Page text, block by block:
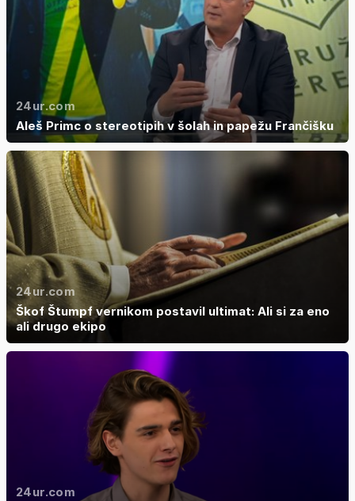
24ur.com
Aleš Primc o stereotipih v šolah in papežu Frančišku
24ur.com
Škof Štumpf vernikom postavil ultimat: Ali si za eno
ali drugo ekipo
24ur.com